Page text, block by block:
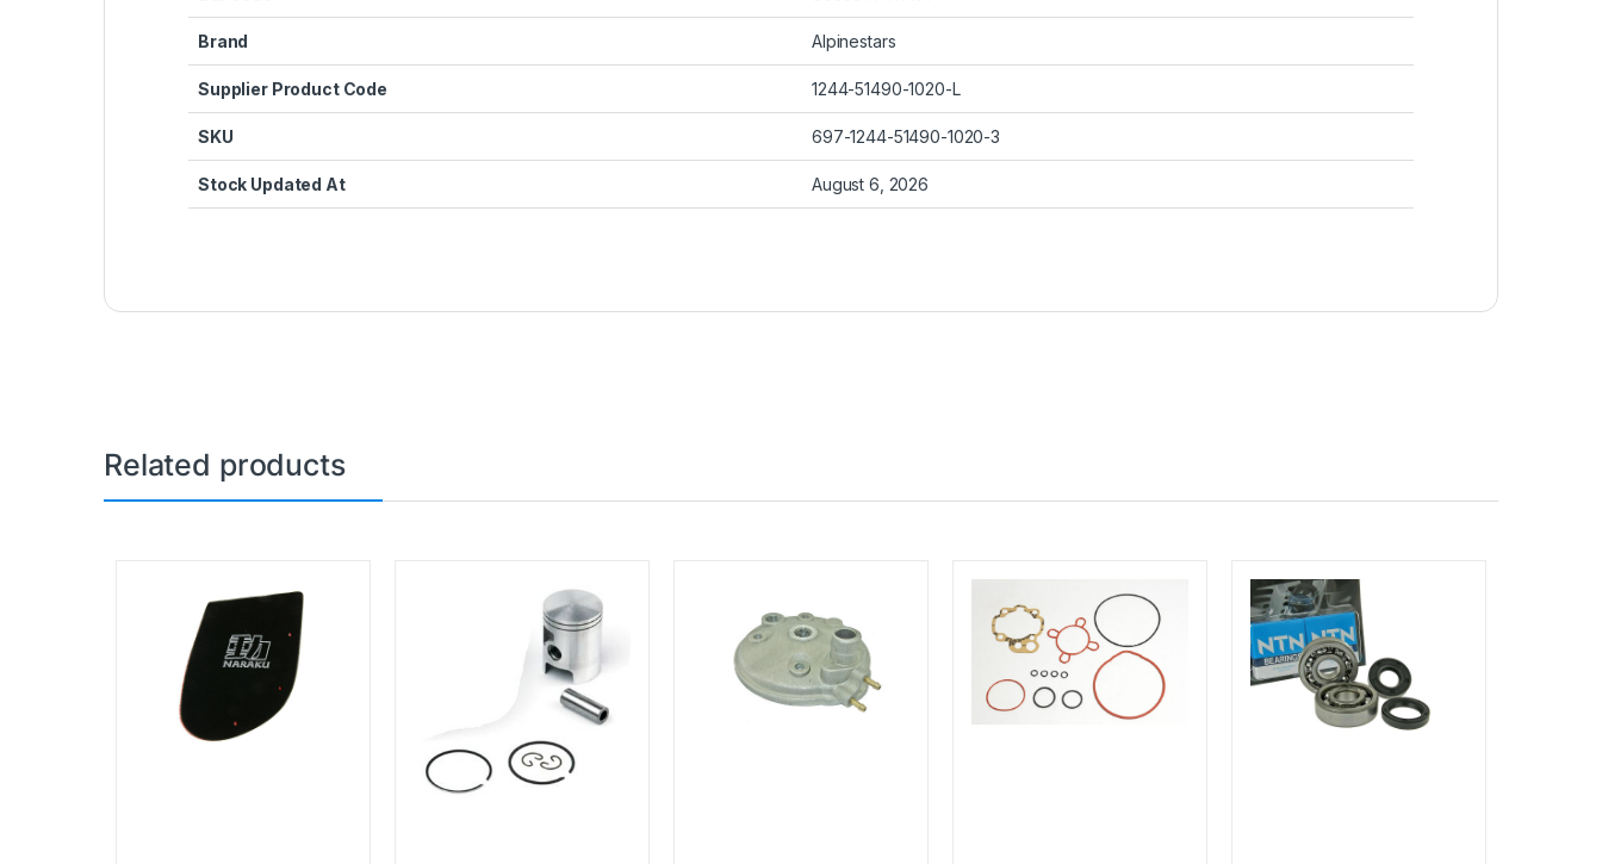
Brand Alpinestars
Supplier Product Code 1244-51490-1020-L
SKU 697-1244-51490-1020-3
Stock Updated At August 6, 2026
Related products